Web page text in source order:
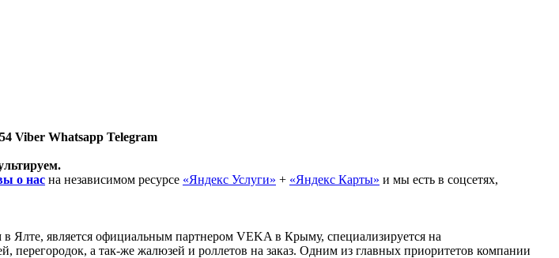
Viber Whatsapp Telegram
о нас на независимом ресурсе «Яндекс Услуги» + «Яндекс Карты» и мы есть в соцсетях,
является официальным партнером VEKA в Крыму, специализируется на
перегородок, а так-же жалюзей и роллетов на заказ. Одним из главных приоритетов компании